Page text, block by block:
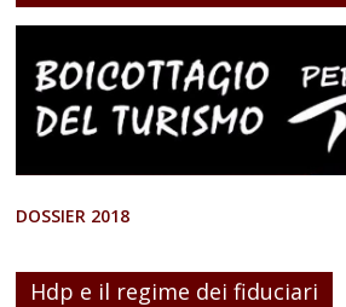
DOSSIER 2018
Hdp e il regime dei fiduciari